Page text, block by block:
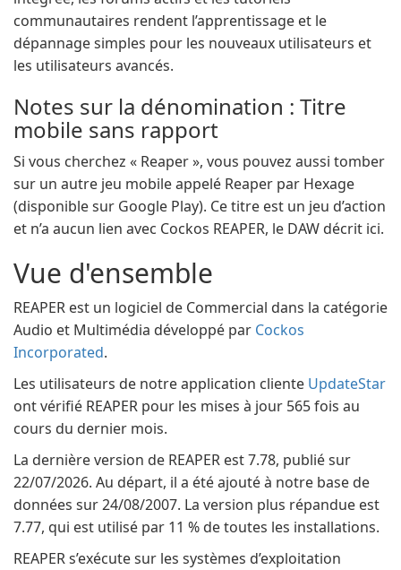
communautaires rendent l’apprentissage et le
dépannage simples pour les nouveaux utilisateurs et
les utilisateurs avancés.
Notes sur la dénomination : Titre
mobile sans rapport
Si vous cherchez « Reaper », vous pouvez aussi tomber
sur un autre jeu mobile appelé Reaper par Hexage
(disponible sur Google Play). Ce titre est un jeu d’action
et n’a aucun lien avec Cockos REAPER, le DAW décrit ici.
Vue d'ensemble
REAPER est un logiciel de Commercial dans la catégorie
Audio et Multimédia développé par Cockos
Incorporated.
Les utilisateurs de notre application cliente UpdateStar
ont vérifié REAPER pour les mises à jour 565 fois au
cours du dernier mois.
La dernière version de REAPER est 7.78, publié sur
22/07/2026. Au départ, il a été ajouté à notre base de
données sur 24/08/2007. La version plus répandue est
7.77, qui est utilisé par 11 % de toutes les installations.
REAPER s’exécute sur les systèmes d’exploitation